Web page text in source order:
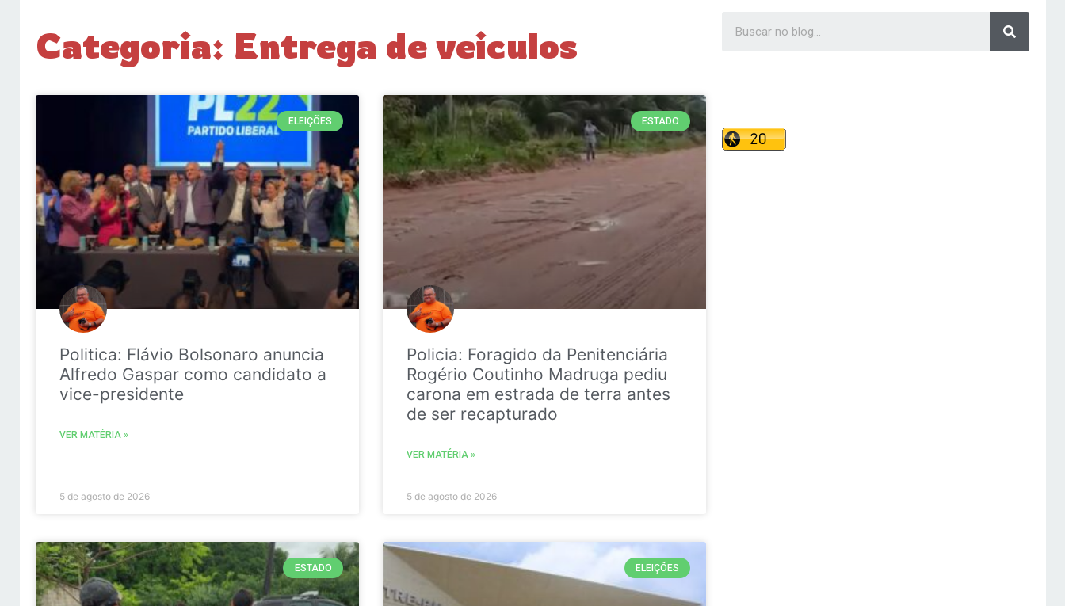
Categoria: Entrega de veiculos
ELEIÇÕES
Politica: Flávio Bolsonaro anuncia
Alfredo Gaspar como candidato a
vice-presidente
VER MATÉRIA »
5 de agosto de 2026
ESTADO
Policia: Foragido da Penitenciária
Rogério Coutinho Madruga pediu
carona em estrada de terra antes
de ser recapturado
VER MATÉRIA »
5 de agosto de 2026
ESTADO ELEIÇÕES